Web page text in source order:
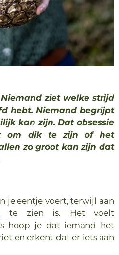
ziet welke strijd
hebt. Niemand begrijpt
kan zijn. Dat obsessie
om dik te zijn of het
zo groot kan zijn dat
je eentje voert, terwijl aan
te zien is. Het voelt
hoop je dat iemand het
en erkent dat er iets aan